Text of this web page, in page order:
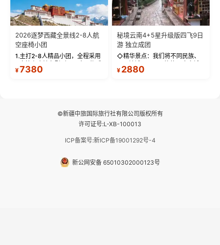
2026逐梦西藏全景线2-8人航
空座椅小团
1.主打2-8人精品小团，全程采用
9座航空座椅车型（360度环抱式
座舱），提供VIP级别的舒适出行
¥7380
秘境云南4+5星升级版四飞9日
游 独立成团
◇精华景点：我们将不同民族、
不同地域、不同风格的三座古城
—【大理古城、丽江古城、香格
¥ 2880
©新疆中旅国际旅行社有限公司版权所有
许可证号:L-XB-100013
ICP备案号:新ICP备19001292号-4
新公网安备 65010302000123号